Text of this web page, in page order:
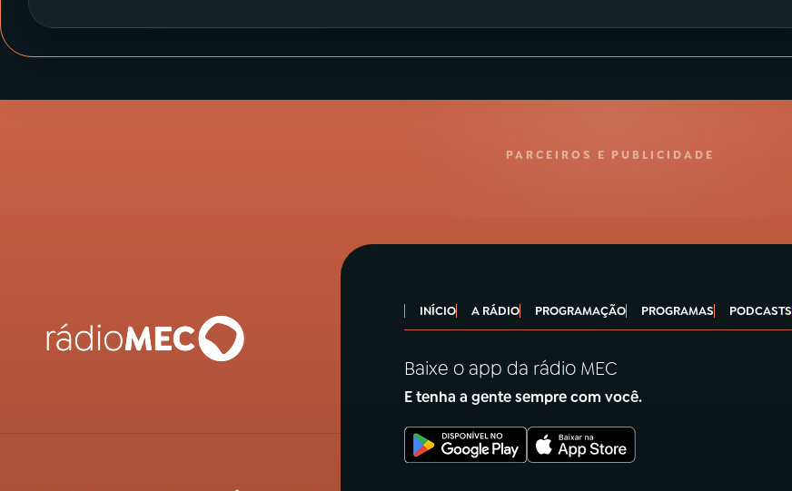
PARCEIROS E PUBLICIDADE
INÍCIO A RÁDIO PROGRAMAÇÃO PROGRAMAS PODCASTS
Baixe o app da rádio MEC
E tenha a gente sempre com você.